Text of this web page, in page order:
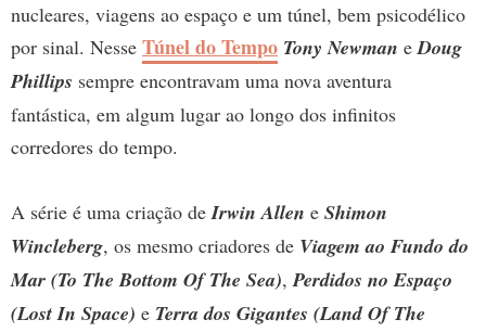
nucleares, viagens ao espaço e um túnel, bem psicodélico
por sinal. Nesse Túnel do Tempo Tony Newman eDoug
Phillips sempre encontravam uma nova aventura
fantástica, em algum lugar ao longo dos infinitos
corredores do tempo.
A série é uma criação deIrwin Allen e Shimon
Wincleberg, os mesmo criadores de Viagem ao Fundo do
Mar (To The Bottom Of The Sea),Perdidos no Espaço
(Lost In Space) e Terra dos Gigantes (Land Of The